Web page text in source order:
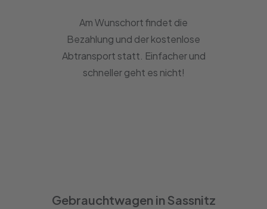
Am Wunschort findet die
Bezahlung und der kostenlose
Abtransport statt. Einfacher und
schneller geht es nicht!
Gebrauchtwagen in Sassnitz